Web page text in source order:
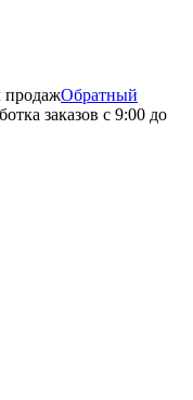
продажОбратный
заказов с 9:00 до